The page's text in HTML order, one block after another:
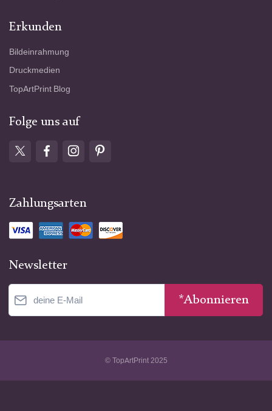
Erkunden
Bildeinrahmung
Druckmedien
TopArtPrint Blog
Folge uns auf
Zahlungsarten
Newsletter
*Abonnieren
© TopArtPrint 2025